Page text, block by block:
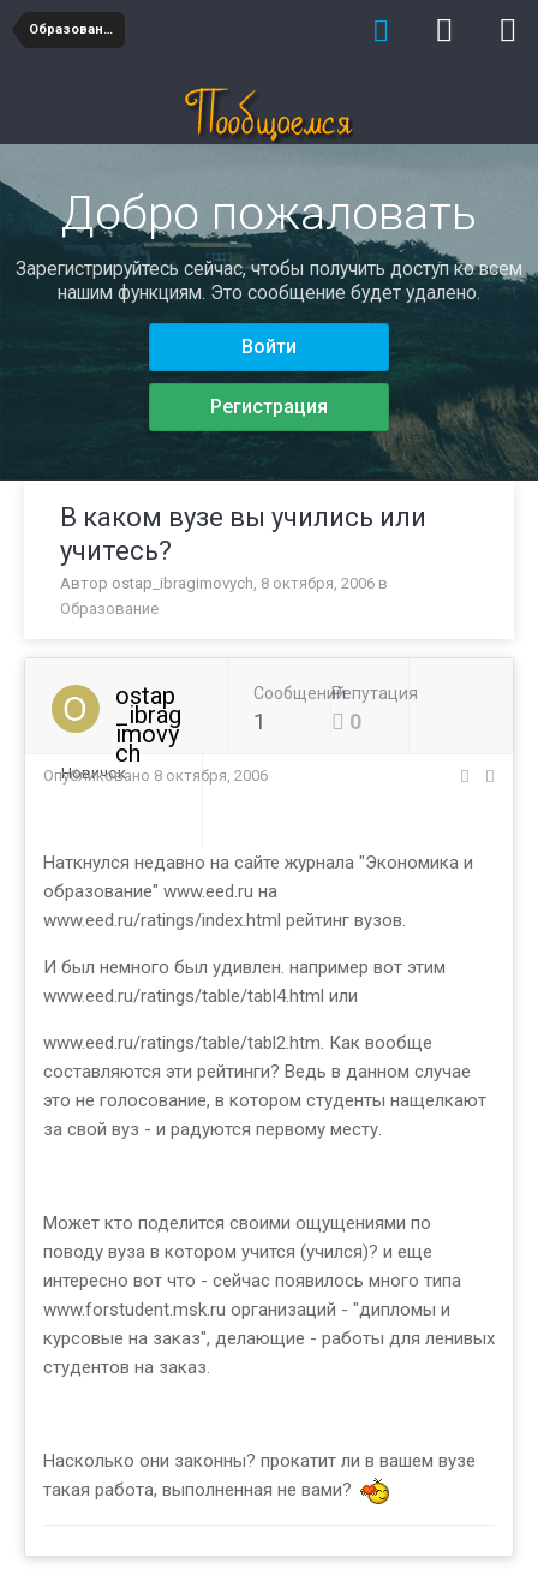
Образование
Добро пожаловать
Зарегистрируйтесь сейчас, чтобы получить доступ ко всем
нашим функциям. Это сообщение будет удалено.
Войти
Регистрация
В каком вузе вы учились или
учитесь?
Автор ostap_ibragimovych, 8 октября, 2006 в
Образование
ostap
_ibrag
imovy
ch
Новичок
Сообщений
1
Репутация
0
Опубликовано 8 октября, 2006
Наткнулся недавно на сайте журнала "Экономика и
образование" www.eed.ru на
www.eed.ru/ratings/index.html рейтинг вузов.
И был немного был удивлен. например вот этим
www.eed.ru/ratings/table/tabl4.html или
www.eed.ru/ratings/table/tabl2.htm. Как вообще
составляются эти рейтинги? Ведь в данном случае
это не голосование, в котором студенты нащелкают
за свой вуз - и радуются первому месту.
Может кто поделится своими ощущениями по
поводу вуза в котором учится (учился)? и еще
интересно вот что - сейчас появилось много типа
www.forstudent.msk.ru организаций - "дипломы и
курсовые на заказ", делающие - работы для ленивых
студентов на заказ.
Насколько они законны? прокатит ли в вашем вузе
такая работа, выполненная не вами?